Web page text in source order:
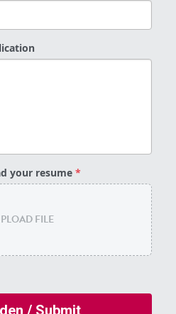
your resume*
FILE
/ Submit